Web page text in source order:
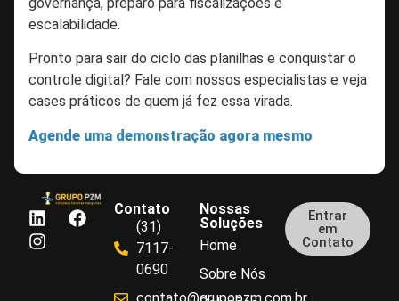
escalabilidade.
Pronto para sair do ciclo das planilhas e conquistar o
controle digital? Fale com nossos especialistas e veja
cases práticos de quem já fez essa virada.
Agende uma demonstração agora mesmo
Contato
(31)
7117-
0690
Nossas
Soluções
Home
Sobre Nós
Entrar
em
Contato